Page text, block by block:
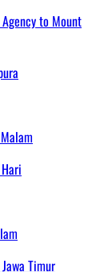
Agency to Mount